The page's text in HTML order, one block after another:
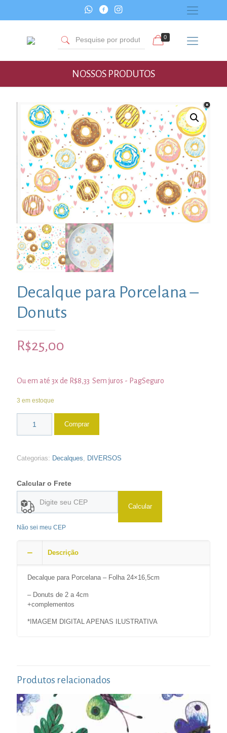
0
NOSSOS PRODUTOS
Decalque para Porcelana –
Donuts
R$25,00
Ou em até 3x de R$8,33 Sem juros - PagSeguro
3 em estoque
Comprar
Categorias: Decalques DIVERSOS
Calcular o Frete
Calcular
Não sei meu CEP
Descrição
Decalque para Porcelana – Folha 24×16,5cm
– Donuts de 2 a 4cm
+complementos
*IMAGEM DIGITAL APENAS ILUSTRATIVA
Produtos relacionados